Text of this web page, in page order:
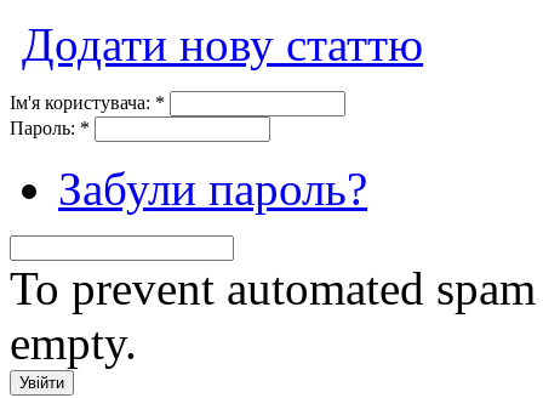
Додати нову статтю
Ім'я користувача: *
Пароль: *
Забули пароль?
To prevent automated
empty.